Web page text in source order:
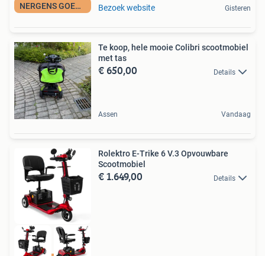
NERGENS GOEDKOPER Bezoek website Gisteren
Te koop, hele mooie Colibri scootmobiel
met tas
€ 650,00 Details
Assen Vandaag
Rolektro E-Trike 6 V.3 Opvouwbare
Scootmobiel
€ 1.649,00 Details